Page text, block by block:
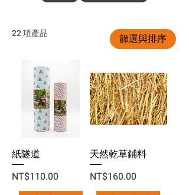
22 項產品 篩選與排序
紙隧道
價格
NT$110.00
天然乾草鋪料
價格
NT$160.00